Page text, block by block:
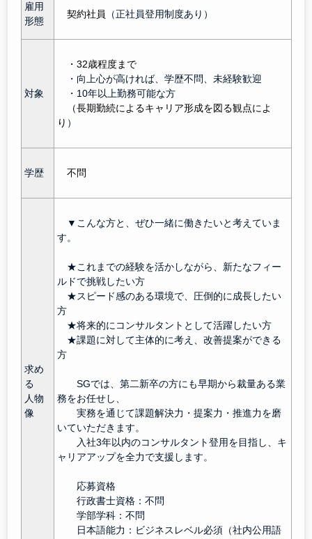
雇用
形態
契約社員 （正社員登用制度あり）
対象
・32歳程度まで
・向上心が高ければ、学歴不問、未経験歓迎
・10年以上勤務可能な方
（長期勤続によるキャリア形成を図る観点によ
り ）
学歴 不問
求め
る
人物
像
▼こんな方と、ぜひ一緒に働きたいと考えていま
す。
★これまでの経験を活かしながら、新たなフィー
ルドで挑戦したい方
★スピード感のある環境で、圧倒的に成長したい
方
★将来的にコンサルタントとして活躍したい方
★課題に対して主体的に考え、改善提案ができる
方
SGでは、第二新卒の方にも早期から裁量ある業
務をお任せし、
実務を通じて課題解決力・提案力・推進力を磨
いていただきます。
入社3年以内のコンサルタント登用を目指し、キ
ャリアアップを全力で支援します。
応募資格
行政書士資格：不問
学部学科：不問
日本語能力：ビジネスレベル必須（社内公用語